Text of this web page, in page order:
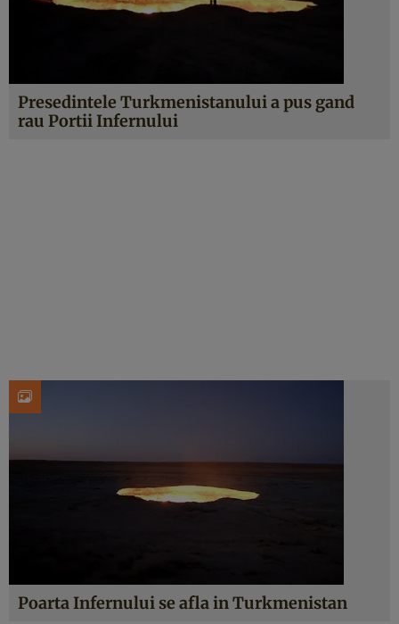
Presedintele Turkmenistanului a pus gand
rau Portii Infernului
Poarta Infernului se afla in Turkmenistan